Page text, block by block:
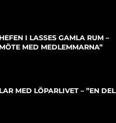
I LASSES GAMLA RUM –
MED MEDLEMMARNA”
MED LÖPARLIVET – ”EN DEL